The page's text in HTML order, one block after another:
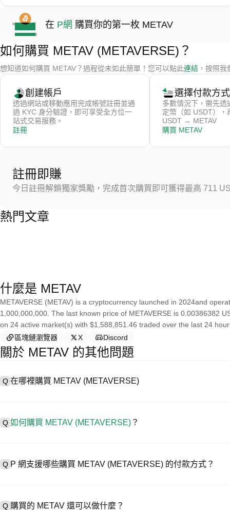
在 P網 購買你的第一枚 METAV
如何購買 METAV (METAVERSE)？
想知道如何購買 METAV？過程從未如此簡單！您可以點此連結 ，按照
創建帳戶
透過網站或移動應用完成帳號註冊並通
過 KYC 身分驗證，即可享受全方位一
站式交易服務。
註冊
選擇付款方式
多數情況下，需先透
定幣（如 USDT），
USDT → METAV
購買 METAV
註冊即賺
今日註冊解鎖獨家獎勵，完成首次購買即可獲得最高 711
熱門文章
什麼是 METAV
METAVERSE (METAV) is a cryptocurrency launched in 2024and
1,000,000,000. The last known price of METAVERSE is 0.00386382
on 24 active market(s) with $1,588,851.46 traded over the last 24
區塊鏈瀏覽器
X Discord
關於 METAV 的其他問題
Q 在哪裡購買 METAV (METAVERSE)
助用戶輕鬆交易。例如，P 網支援多種代幣交易，包括 METAV，並
2. 在帳戶中存入法幣或加密貨幣。
3. 在 CEX 中搜尋 METAV。
Q 如何購買 METAV (METAVERSE) ？
Q P 網支援哪些購買 METAV (METAVERSE) 的付款方式？
1）信用卡/金融卡(Visa/MasterCard) 即時購買穩定幣 (USDT)；
Q 購買的 METAV 還可以做什麼？